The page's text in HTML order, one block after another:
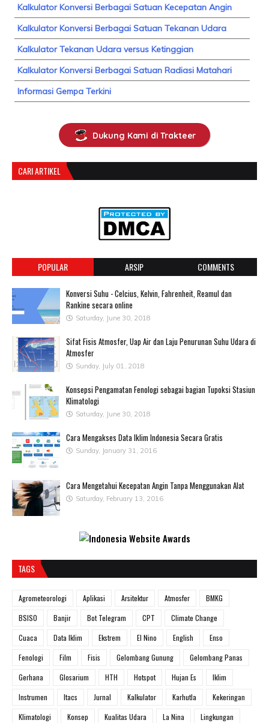
Kalkulator Konversi Berbagai Satuan Kecepatan Angin
Kalkulator Konversi Berbagai Satuan Tekanan Udara
Kalkulator Tekanan Udara versus Ketinggian
Kalkulator Konversi Berbagai Satuan Radiasi Matahari
Informasi Gempa Terkini
Dukung Kami di Trakteer
CARI ARTIKEL
POPULAR ARSIP COMMENTS
Konversi Suhu - Celcius, Kelvin, Fahrenheit, Reamul dan
Rankine secara online
Saturday, June 30, 2018
Sifat Fisis Atmosfer, Uap Air dan Laju Penurunan Suhu Udara di
Atmosfer
Sunday, July 01, 2018
Konsepsi Pengamatan Fenologi sebagai bagian Tupoksi Stasiun
Klimatologi
Saturday, June 30, 2018
Cara Mengakses Data Iklim Indonesia Secara Gratis
Sunday, January 31, 2016
Cara Mengetahui Kecepatan Angin Tanpa Menggunakan Alat
Saturday, February 13, 2016
TAGS
Agrometeorologi Aplikasi Arsitektur Atmosfer
BMKG
BSISO
Banjir Bot Telegram CPT
Climate Change
Cuaca
Data Iklim Ekstrem El Nino English
Enso
Fenologi
Film Fisis Gelombang Gunung
Gelombang Panas
Gerhana
Glosarium HTH Hotspot Hujan Es
Iklim
Instrumen
Itacs Jurnal Kalkulator Karhutla
Kekeringan
Klimatologi
Konsep Kualitas Udara La Nina
Lingkungan